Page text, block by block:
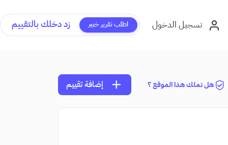
تسجيل الدخول اطلب تقرير خبير زد دخلك بالتقييم
هل تملك هذا الموقع ؟ add إضافة تقييم